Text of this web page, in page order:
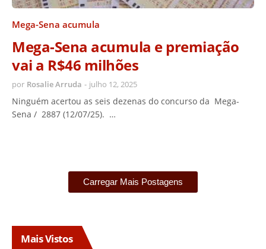
Mega-Sena acumula
Mega-Sena acumula e premiação
vai a R$46 milhões
por Rosalie Arruda - julho 12, 2025
Ninguém acertou as seis dezenas do concurso da Mega-
Sena / 2887 (12/07/25). …
Carregar Mais Postagens
Mais Vistos